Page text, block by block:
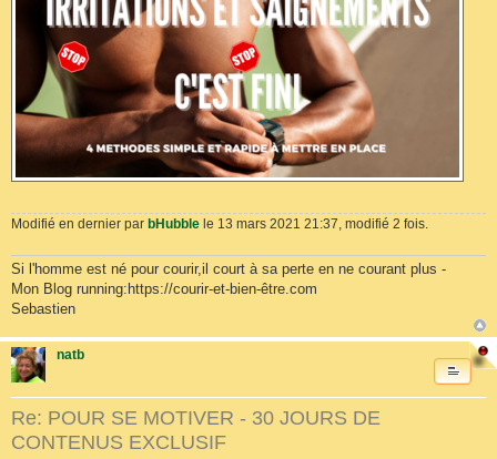
Modifié en dernier par bHubble le 13 mars 2021 21:37, modifié 2 fois.
Si l'homme est né pour courir,il court à sa perte en ne courant plus -
Mon Blog running:https://courir-et-bien-être.com
Sebastien
natb
Re: POUR SE MOTIVER - 30 JOURS DE
CONTENUS EXCLUSIF